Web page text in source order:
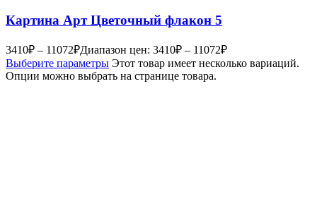
Картина Арт Цветочный флакон 5
3410₽ – 11072₽Диапазон цен: 3410₽ – 11072₽
Выберите параметры Этот товар имеет несколько вариаций.
Опции можно выбрать на странице товара.